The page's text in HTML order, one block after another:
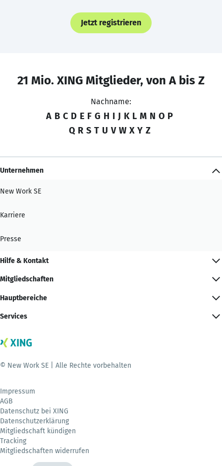
Jetzt registrieren
21 Mio. XING Mitglieder, von A bis Z
Nachname:
A B C D E F G H I J K L M N O P
Q R S T U V W X Y Z
Unternehmen
New Work SE
Karriere
Presse
Hilfe & Kontakt
Mitgliedschaften
Hauptbereiche
Services
© New Work SE | Alle Rechte vorbehalten
Impressum
AGB
Datenschutz bei XING
Datenschutzerklärung
Mitgliedschaft kündigen
Tracking
Mitgliedschaften widerrufen